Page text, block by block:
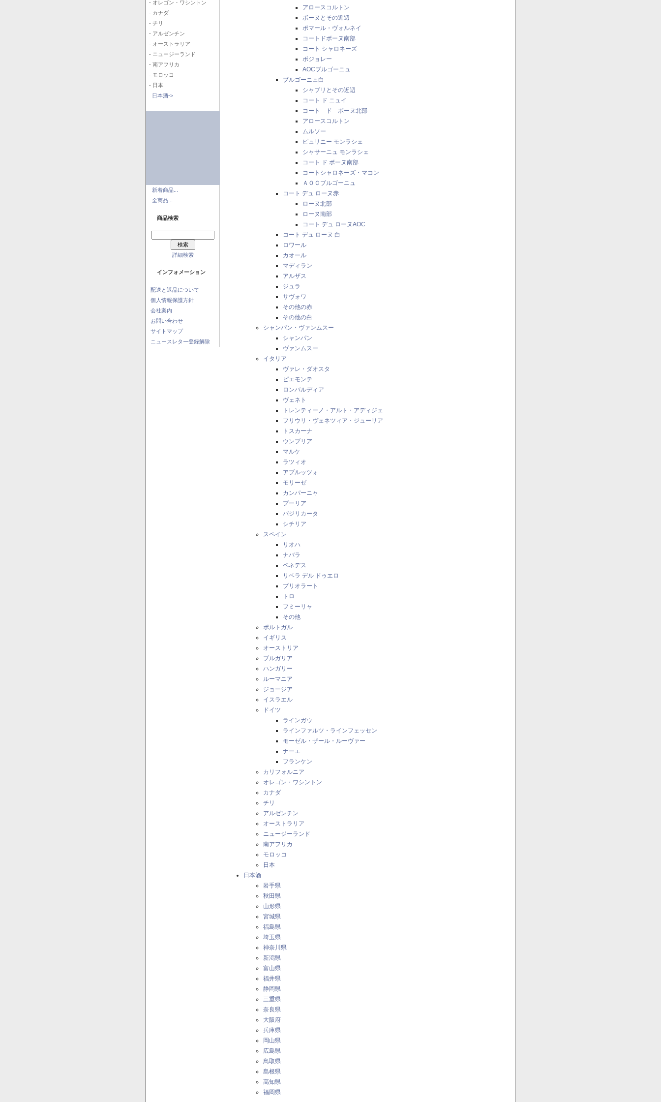
- オレゴン・ワシントン
- カナダ
- チリ
- アルゼンチン
- オーストラリア
- ニュージーランド
- 南アフリカ
- モロッコ
- 日本
日本酒->
新着商品...
全商品...
商品検索
詳細検索
インフォメーション
配送と返品について
個人情報保護方針
会社案内
お問い合わせ
サイトマップ
ニュースレター登録解除
アロースコルトン
ボーヌとその近辺
ポマール・ヴォルネイ
コートドボーヌ南部
コート シャロネーズ
ボジョレー
AOCブルゴーニュ
ブルゴーニュ白
シャブリとその近辺
コート ド ニュイ
コート ド ボーヌ北部
アロースコルトン
ムルソー
ピュリニー モンラシェ
シャサーニュ モンラシェ
コート ド ボーヌ南部
コートシャロネーズ・マコン
ＡＯＣブルゴーニュ
コート デュ ローヌ赤
ローヌ北部
ローヌ南部
コート デュ ローヌAOC
コート デュ ローヌ 白
ロワール
カオール
マディラン
アルザス
ジュラ
サヴォワ
その他の赤
その他の白
シャンパン・ヴァンムスー
シャンパン
ヴァンムスー
イタリア
ヴァレ・ダオスタ
ピエモンテ
ロンバルディア
ヴェネト
トレンティーノ・アルト・アディジェ
フリウリ・ヴェネツィア・ジューリア
トスカーナ
ウンブリア
マルケ
ラツィオ
アブルッツォ
モリーゼ
カンパーニャ
プーリア
バジリカータ
シチリア
スペイン
リオハ
ナバラ
ペネデス
リベラ デル ドゥエロ
プリオラート
トロ
フミーリャ
その他
ポルトガル
イギリス
オーストリア
ブルガリア
ハンガリー
ルーマニア
ジョージア
イスラエル
ドイツ
ラインガウ
ラインファルツ・ラインフェッセン
モーゼル・ザール・ルーヴァー
ナーエ
フランケン
カリフォルニア
オレゴン・ワシントン
カナダ
チリ
アルゼンチン
オーストラリア
ニュージーランド
南アフリカ
モロッコ
日本
日本酒
岩手県
秋田県
山形県
宮城県
福島県
埼玉県
神奈川県
新潟県
富山県
福井県
静岡県
三重県
奈良県
大阪府
兵庫県
岡山県
広島県
鳥取県
島根県
高知県
福岡県